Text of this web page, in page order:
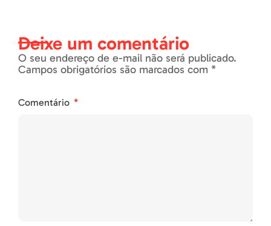
Deixe um comentário
O seu endereço de e-mail não será publicado.
Campos obrigatórios são marcados com *
Comentário